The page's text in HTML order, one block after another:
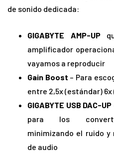
de sonido dedicada:
GIGABYTE AMP-UP
amplificador
vayamos a reproducir
Gain Boost – Para
entre 2,5x (estándar)
GIGABYTE USB DAC-UP
para los
minimizando el ruido y
de audio